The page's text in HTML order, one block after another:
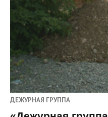
ДЕЖУРНАЯ ГРУППА